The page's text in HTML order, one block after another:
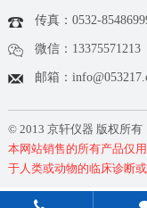
传真：0532-
微信：13375571213
邮箱：
© 2013 京轩仪器 版权所有｜
本网站销售的所有产品仅
于人类或动物的临床诊断